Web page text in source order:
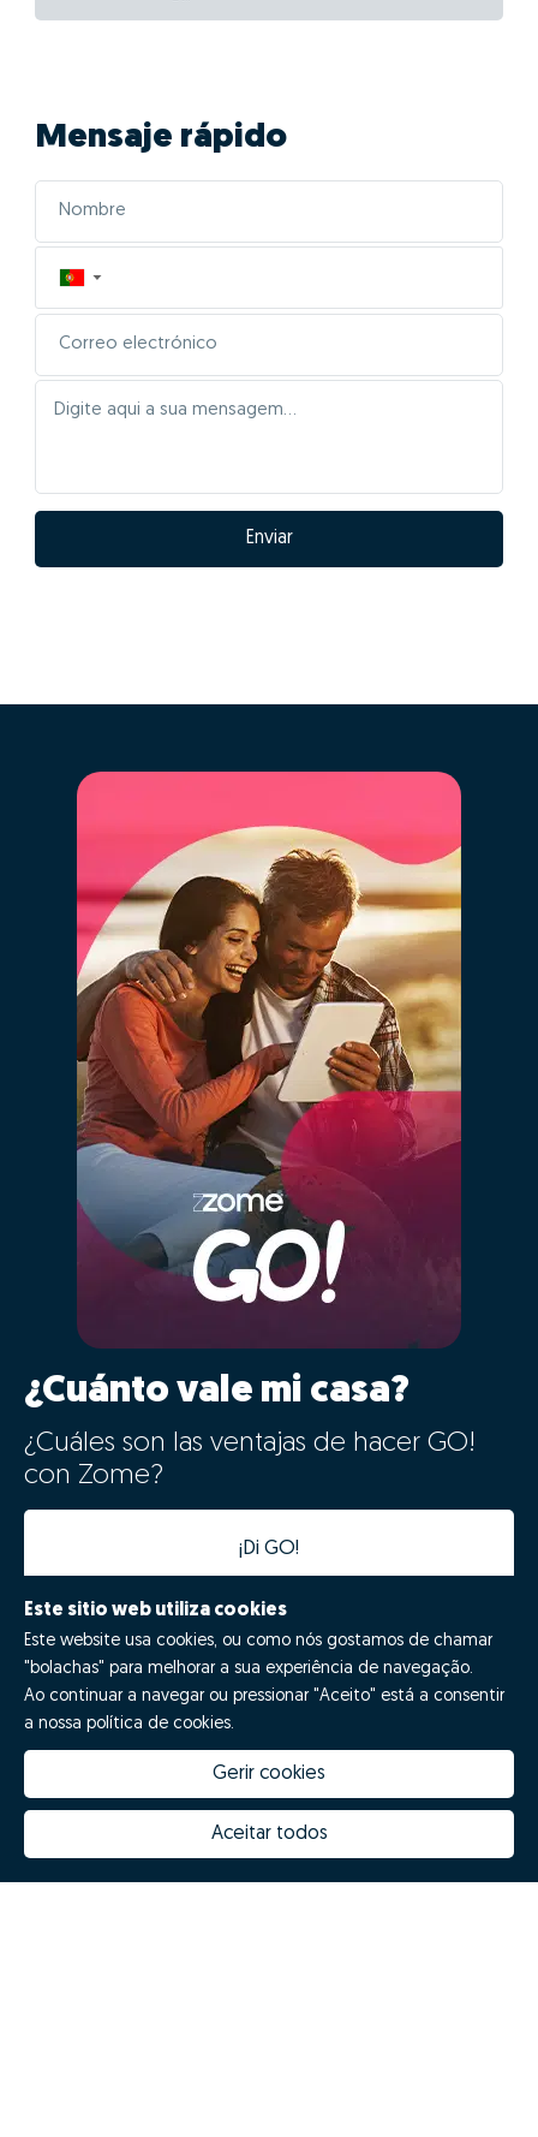
Mensaje rápido
▼
Enviar
¿Cuánto vale mi casa?
¿Cuáles son las ventajas de hacer GO!
con Zome?
¡Di GO!
Porquê escolher a Zome
Prémios
Inovação Zome
Hubs Zome
Contactos
Este sitio web utiliza cookies
Este website usa cookies, ou como nós gostamos de chamar
"bolachas" para melhorar a sua experiência de navegação.
Ao continuar a navegar ou pressionar "Aceito" está a consentir
a nossa política de cookies.
Gerir cookies
Aceitar todos